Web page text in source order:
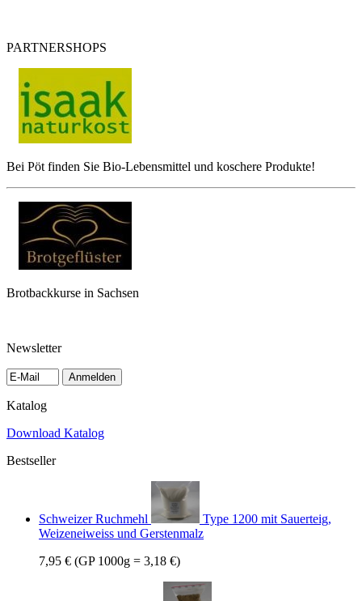
PARTNERSHOPS
Bei Pöt finden Sie Bio-Lebensmittel und koschere Produkte!
Brotbackkurse in Sachsen
Newsletter
Anmelden
Katalog
Download Katalog
Bestseller
Schweizer Ruchmehl
Type 1200 mit Sauerteig,
Weizeneiweiss und Gerstenmalz
7,95 € (GP 1000g = 3,18 €)